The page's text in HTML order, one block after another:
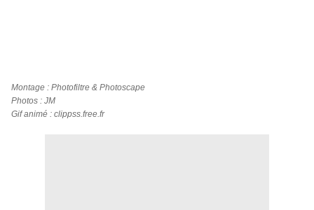
Montage : Photofiltre & Photoscape
Photos : JM
Gif animé : clippss.free.fr